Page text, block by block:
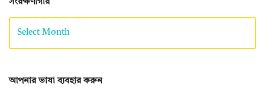
সংরক্ষণাগার
আপনার ভাষা ব্যবহার করুন